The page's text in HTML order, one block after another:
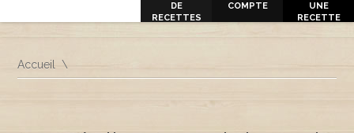
DE
RECETTES
COMPTE
UNE
RECETTE
Accueil